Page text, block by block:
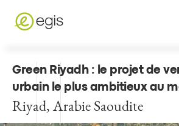
Green Riyadh : le projet de
urbain le plus ambitieux au
Riyad, Arabie Saoudite